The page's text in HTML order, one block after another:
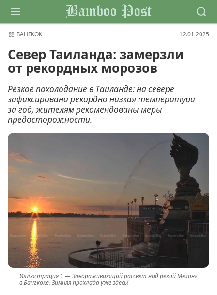
Bamboo Post
БАНГКОК 12.01.2025
Север Таиланда: замерзли
от рекордных морозов
Резкое похолодание в Таиланде: на севере
зафиксирована рекордно низкая температура
за год, жителям рекомендованы меры
предосторожности.
Завораживающий рассвет над рекой Меконг
в Бангкоке. Зимняя прохлада уже здесь!